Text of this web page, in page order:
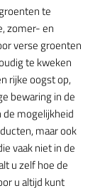
te
zomer- en
verse groenten
te kweken
rijke oogst op,
bewaring in de
mogelijkheid
maar ook
vaak niet in de
u zelf hoe de
u altijd kunt